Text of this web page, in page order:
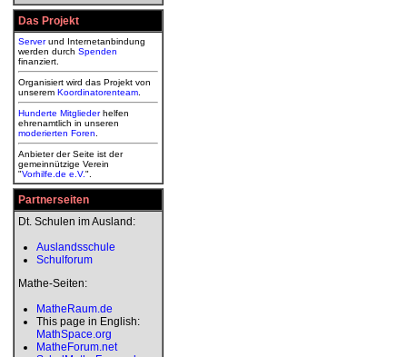
Das Projekt
Serverund Internetanbindung
werden durch Spenden
finanziert.
Organisiert wird das Projekt von
unserem Koordinatorenteam
Hunderte Mitgliederhelfen
ehrenamtlich in unseren
moderierten Foren
Anbieter der Seite ist der
gemeinnützige Verein
"Vorhilfe.de e.V.".
Partnerseiten
Dt. Schulen im Ausland:
Auslandsschule
Schulforum
Mathe-Seiten:
MatheRaum.de
This page in English:
MathSpace.org
MatheForum.net